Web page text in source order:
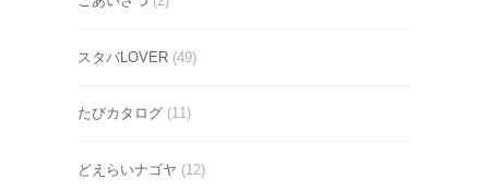
スタバLOVER (49)
たびカタログ (11)
どえらいナゴヤ (12)